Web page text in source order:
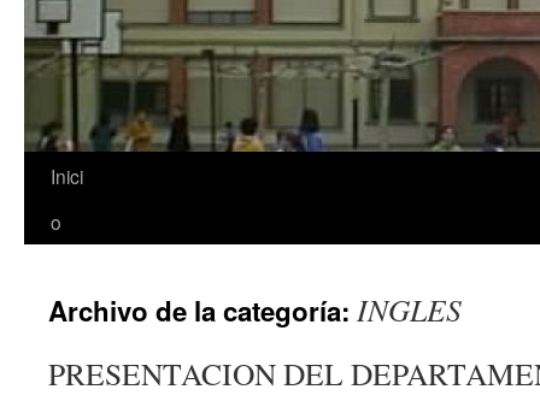
Saltar
Inici
o
Archivo de la categoría: INGLES
PRESENTACION DEL